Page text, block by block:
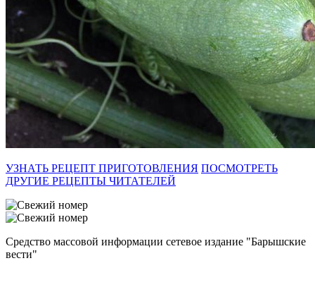
УЗНАТЬ РЕЦЕПТ ПРИГОТОВЛЕНИЯ ПОСМОТРЕТЬ
ДРУГИЕ РЕЦЕПТЫ ЧИТАТЕЛЕЙ
Средство массовой информации сетевое издание "Барышские
вести"